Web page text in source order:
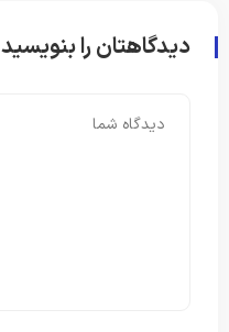
دیدگاهتان را بنویسید